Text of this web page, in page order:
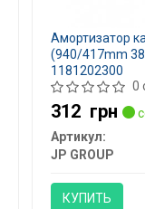
Амортизатор
(940/417mm
1181202300
0
312 грн
Артикул:
JP GROUP
КУПИТЬ